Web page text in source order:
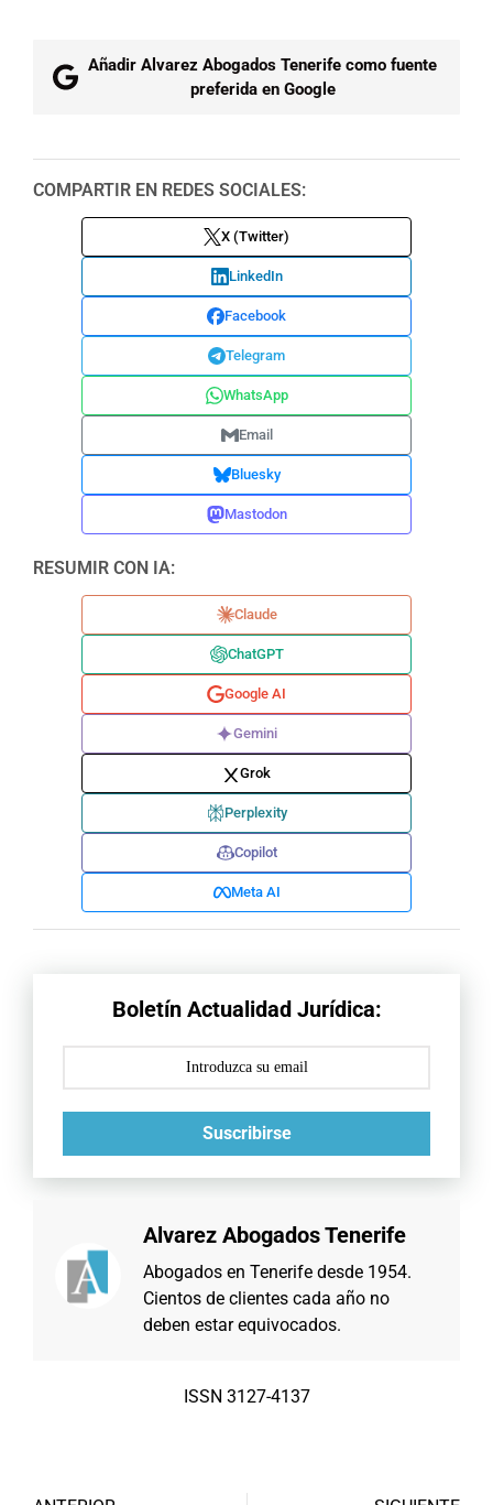
Añadir Alvarez Abogados Tenerife como fuente
preferida en Google
COMPARTIR EN REDES SOCIALES:
X (Twitter)
LinkedIn
Facebook
Telegram
WhatsApp
Email
Bluesky
Mastodon
RESUMIR CON IA:
Claude
ChatGPT
Google AI
Gemini
Grok
Perplexity
Copilot
Meta AI
Boletín Actualidad Jurídica:
Suscribirse
Alvarez Abogados Tenerife
Abogados en Tenerife desde 1954.
Cientos de clientes cada año no
deben estar equivocados.
ISSN 3127-4137